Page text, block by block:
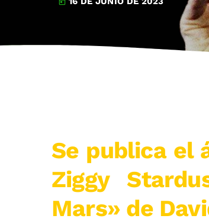
today
Se publica el
Ziggy
Mars» de